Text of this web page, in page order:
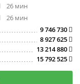
26 мин
26 мин
9 746 730
8 927 625
13 214 880
15 792 525